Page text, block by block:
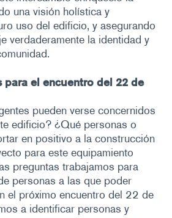
una visión holística y
uso del edificio, y asegurando
verdaderamente la identidad y
para el encuentro del 22 de
pueden verse concernidos
edificio? ¿Qué personas o
en positivo a la construcción
para este equipamiento
preguntas trabajamos para
personas a las que poder
el próximo encuentro del 22 de
a identificar personas y